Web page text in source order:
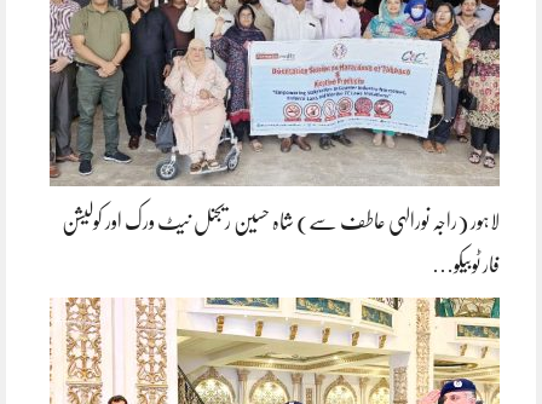
لاہور (راجہ نورالہی عاطف سے) شاہ حسین ریجنل نیٹ ورک اور کولیشن
فار ٹوبیکو…